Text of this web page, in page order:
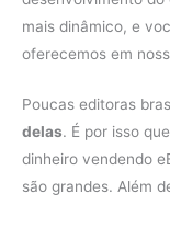
mais dinâmico, e
oferecemos em
Poucas editoras
delas. É por isso
dinheiro vendendo
são grandes. Além